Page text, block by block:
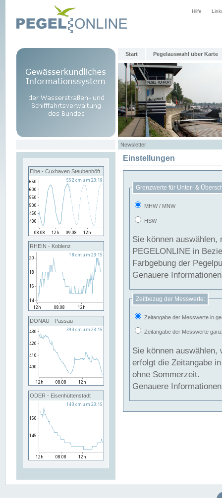
Hilfe
Start Pegelauswahl über Karte
Newsletter
Elbe - Cuxhaven Steubenhöft
RHEIN - Koblenz
DONAU - Passau
ODER - Eisenhüttenstadt
Einstellungen
Grenzwerte für Unter- &
MHW / MNW
HSW
Sie können
PEGELONLINE in Beziehung
Farbgebung der
Genauere
Zeitbezug der Messwerte:
Zeitangabe der Messwerte in
Zeitangabe der Messwerte
Sie können auswählen,
erfolgt die Zeitangabe
ohne Sommerzeit.
Genauere